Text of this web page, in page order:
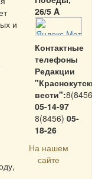
и
26/5 A
Контактные
телефоны
Редакции
вести":
05-14-97
8(8456) 05-
18-26
На нашем
сайте